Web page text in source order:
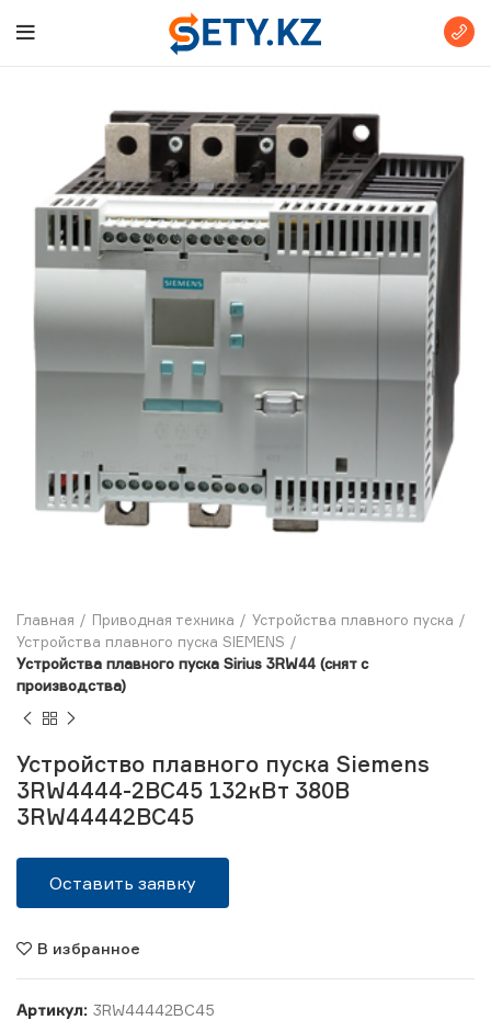
Главная Приводная техника
Устройства плавного пуска
Устройства плавного пуска SIEMENS
Устройства плавного пуска Sirius 3RW44 (снят с
производства)
Устройство плавного пуска Siemens
3RW4444-2BC45 132кВт 380В
3RW44442BC45
Оставить заявку
В избранное
Артикул: 3RW44442BC45